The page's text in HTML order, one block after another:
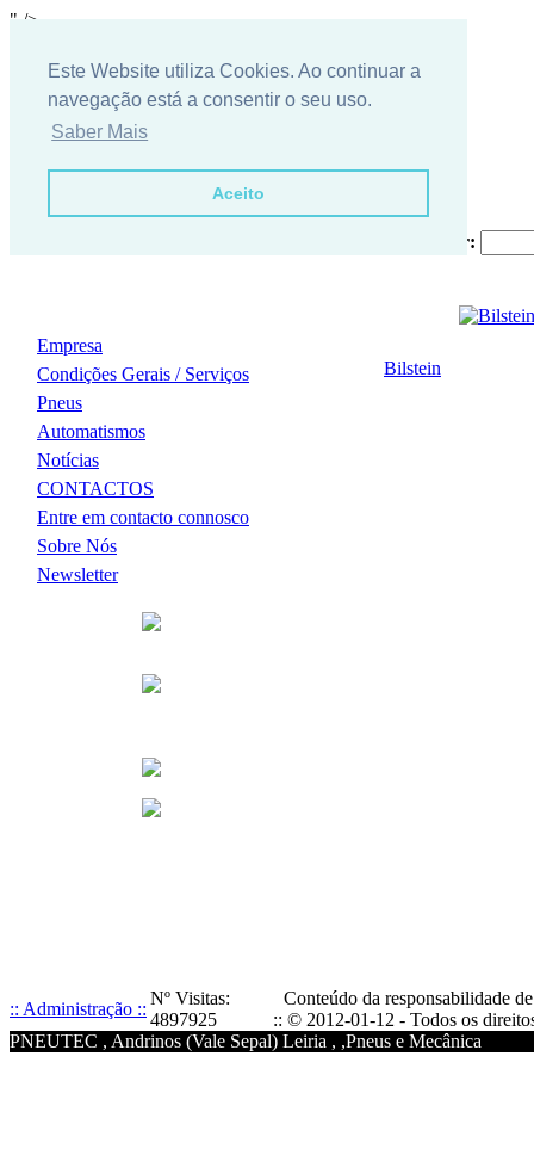
Este Website utiliza Cookies. Ao continuar a
navegação está a consentir o seu uso.
Saber Mais
Aceito
" />
Empresa
Condições Gerais / Serviços
Pneus
Automatismos
Notícias
CONTACTOS
Entre em contacto connosco
Sobre Nós
Newsletter
Procurar:
Bilstein
:: Administração ::
Nº Visitas:
4897925
Conteúdo da responsabilidade
:: © 2012-01-12 - Todos os
PNEUTEC , Andrinos (Vale Sepal) Leiria , ,Pneus e Mecânica